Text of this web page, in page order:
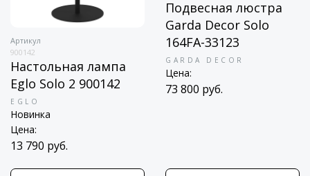
Артикул
900142
Настольная лампа
Eglo Solo 2 900142
EGLO
Новинка
Цена:
13 790 руб.
Подвесная люстра
Garda Decor Solo
164FA-33123
GARDA DECOR
Цена:
73 800 руб.